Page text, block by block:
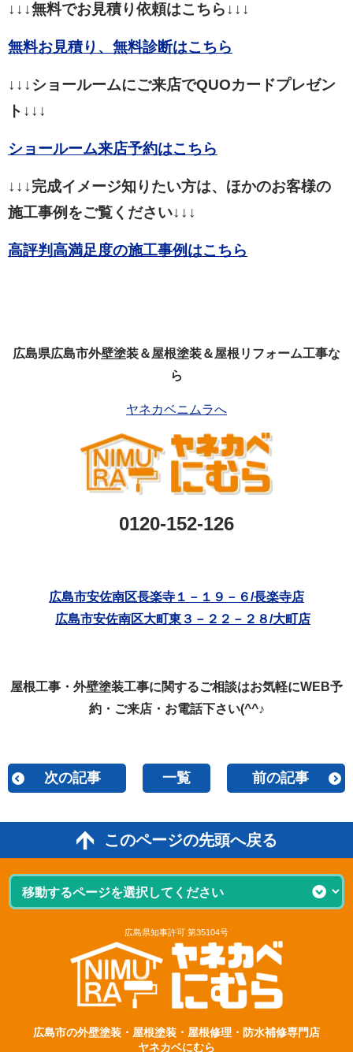
↓↓↓無料でお見積り依頼はこちら↓↓↓
無料お見積り、無料診断はこちら
↓↓↓ショールームにご来店でQUOカードプレゼン
ト↓↓↓
ショールーム来店予約はこちら
↓↓↓完成イメージ知りたい方は、ほかのお客様の
施工事例をご覧ください↓↓↓
高評判高満足度の施工事例はこちら
広島県広島市外壁塗装＆屋根塗装＆屋根リフォーム工事な
ら
ヤネカベニムラへ
0120-152-126
広島市安佐南区長楽寺１－１９－６/長楽寺店
広島市安佐南区大町東３－２２－２８/大町店
屋根工事・外壁塗装工事に関するご相談はお気軽にWEB予
約・ご来店・お電話下さい(^^♪
次の記事 一覧 前の記事
このページの先頭へ戻る
広島県知事許可 第35104号
広島市の外壁塗装・屋根塗装・屋根修理・防水補修専門店
ヤネカベにむら